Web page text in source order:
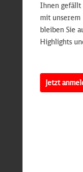
Ihnen gefällt
mit
bleiben Sie
Highlights
Jetzt